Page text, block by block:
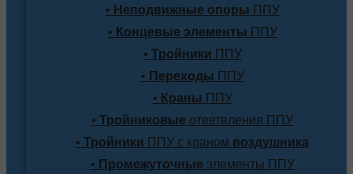
• Неподвижные опоры ППУ
• Концевые элементы ППУ
• Тройники ППУ
• Переходы ППУ
• Краны ППУ
• Тройниковые ответвления ППУ
• Тройники ППУ с краном воздушника
• Промежуточные элементы ППУ